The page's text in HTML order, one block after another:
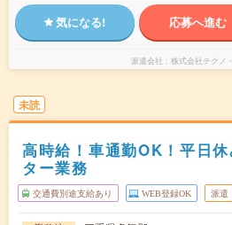
気になる! 応募へ進む
派遣会社 株式会社テクノ
未読
高時給！車通勤OK！平日
ター業務
交通費別途支給あり WEB登録OK 派遣